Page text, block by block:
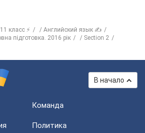
11 класс ⚡
Английский язык ✍
підготовка. 2016 рік
Section 2
В начало
Команда
Политика